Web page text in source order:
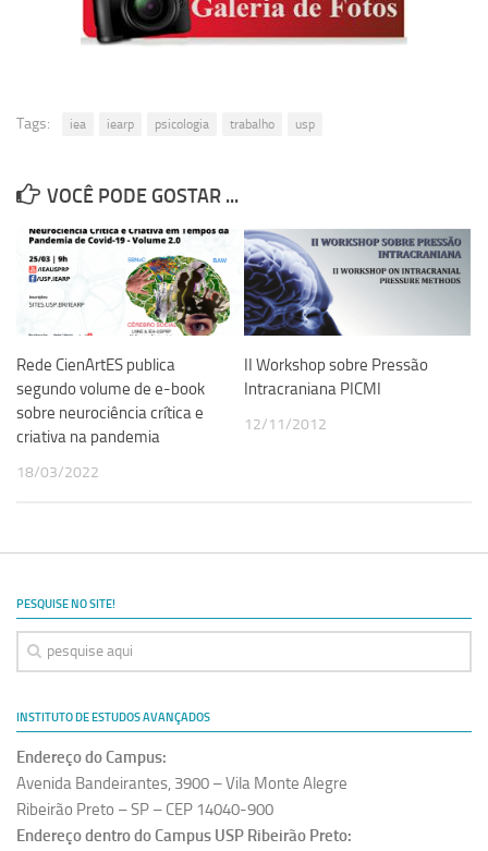
Revista Estudos Avançados
Newsletter
Tags: iea iearp psicologia trabalho usp
VOCÊ PODE GOSTAR ...
Rede CienArtES publica
segundo volume de e-book
sobre neurociência crítica e
criativa na pandemia
18/03/2022
II Workshop sobre Pressão
Intracraniana PICMI
12/11/2012
PESQUISE NO SITE!
INSTITUTO DE ESTUDOS AVANÇADOS
Endereço do Campus:
Avenida Bandeirantes, 3900 – Vila Monte Alegre
Ribeirão Preto – SP – CEP 14040-900
Endereço dentro do Campus USP Ribeirão Preto: